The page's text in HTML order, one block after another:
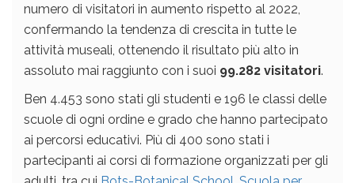
numero di visitatori in aumento rispetto al 2022,
confermando la tendenza di crescita in tutte le
attività museali, ottenendo il risultato più alto in
assoluto mai raggiunto con i suoi 99.282 visitatori.
Ben 4.453 sono stati gli studenti e 196 le classi delle
scuole di ogni ordine e grado che hanno partecipato
ai percorsi educativi. Più di 400 sono stati i
partecipanti ai corsi di formazione organizzati per gli